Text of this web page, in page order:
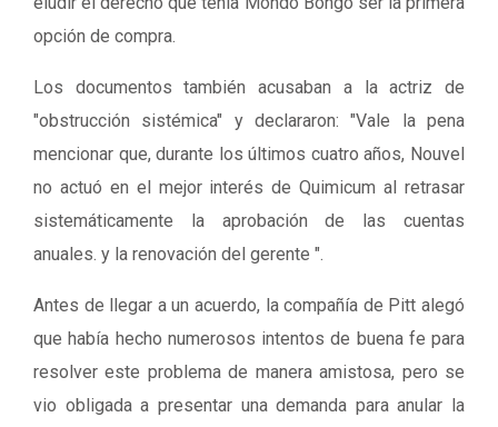
opción de compra.
Los documentos también acusaban a la actriz de
"obstrucción sistémica" y declararon: "Vale la pena
mencionar que, durante los últimos cuatro años, Nouvel
no actuó en el mejor interés de Quimicum al retrasar
sistemáticamente la aprobación de las cuentas
anuales. y la renovación del gerente ".
Antes de llegar a un acuerdo, la compañía de Pitt alegó
que había hecho numerosos intentos de buena fe para
resolver este problema de manera amistosa, pero se
vio obligada a presentar una demanda para anular la